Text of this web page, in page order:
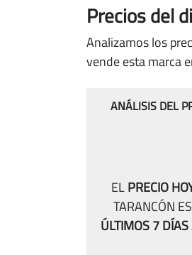
Precios del
Analizamos los
vende esta marca
ANÁLISIS DEL
ELPRECIO
TARANCÓN ES
ÚLTIMOS 7 DÍAS